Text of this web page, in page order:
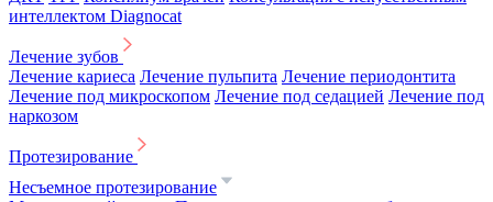
интеллектом Diagnocat
Лечение зубов
Лечение кариеса Лечение пульпита Лечение периодонтита
Лечение под микроскопом Лечение под седацией Лечение под
наркозом
Протезирование
Несъемное протезирование